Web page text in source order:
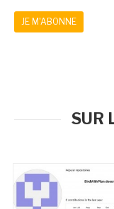
JE M'ABONNE
SUR